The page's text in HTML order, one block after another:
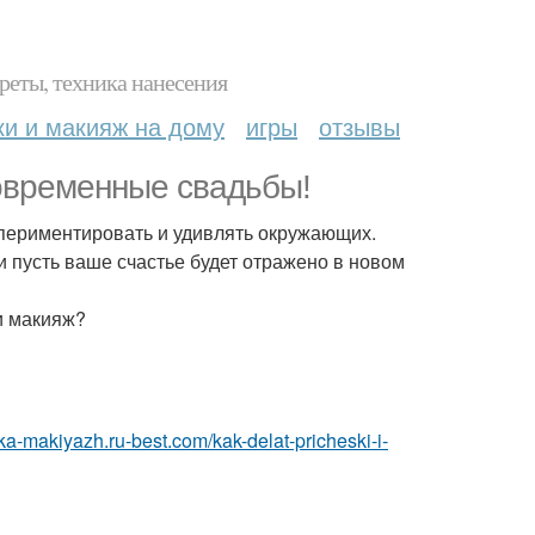
техника нанесения
и макияж на дому игры отзывы
свадьбы!
и удивлять окружающих.
ваше счастье будет отражено в новом
макияж?
makiyazh.ru-best.com/kak-delat-pricheski-i-